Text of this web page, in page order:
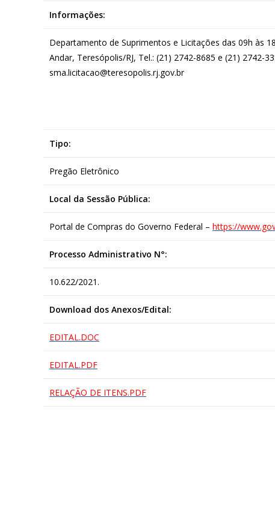
Informações:
Departamento de Suprimentos e Licitações das 09h às
Andar, Teresópolis/RJ, Tel.: (21) 2742-8685 e (21) 2742-
sma.licitacao@teresopolis.rj.gov.br
Tipo:
Pregão Eletrônico
Local da Sessão Pública:
Portal de Compras do Governo Federal – https://
Processo Administrativo N°:
10.622/2021.
Download dos Anexos/Edital:
EDITAL.DOC
EDITAL.PDF
RELAÇÃO DE ITENS.PDF